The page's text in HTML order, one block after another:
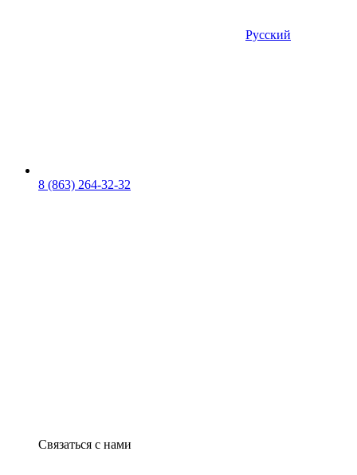
Русский
8 (863) 264-32-32
Связаться с нами